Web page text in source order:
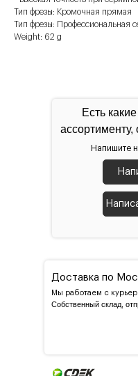
Тип фрезы: Кромочная прямая
Тип фрезы: Профессиональная
Weight: 62 g
Есть
ассортименту,
Напишите
Доставка по
Мы работаем с
Собственный склад,